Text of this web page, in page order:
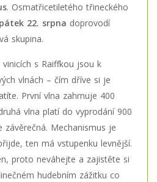
. Osmatřicetiletého třineckého
22. srpna doprovodí
skupina.
s Raiffkou jsou k
vlnách – čím dříve si je
První vlna zahrnuje 400
vlna platí do vyprodání 900
Mechanismus je
ten má vstupenku levnější.
proto neváhejte a zajistěte si
hudebním zážitku co